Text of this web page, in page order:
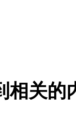
相关的